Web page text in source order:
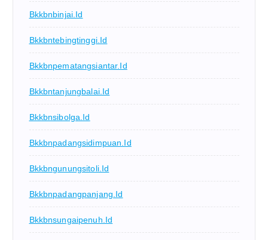
Bkkbnbinjai.id
Bkkbntebingtinggi.id
Bkkbnpematangsiantar.id
Bkkbntanjungbalai.id
Bkkbnsibolga.id
Bkkbnpadangsidimpuan.id
Bkkbngunungsitoli.id
Bkkbnpadangpanjang.id
Bkkbnsungaipenuh.id